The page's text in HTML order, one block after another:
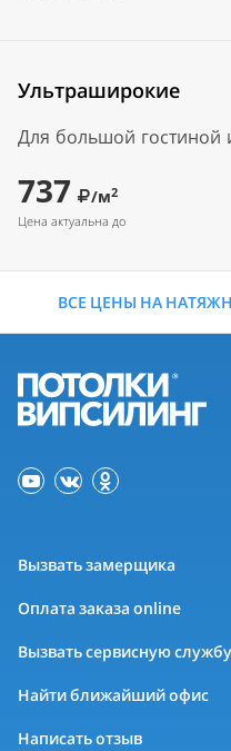
Ультраширокие
Для большой гостиной
737 /м2
Цена актуальна до
ВСЕ ЦЕНЫ НА
Вызвать замерщика
Оплата заказа online
Вызвать сервисную службу
Найти ближайший офис
Написать отзыв